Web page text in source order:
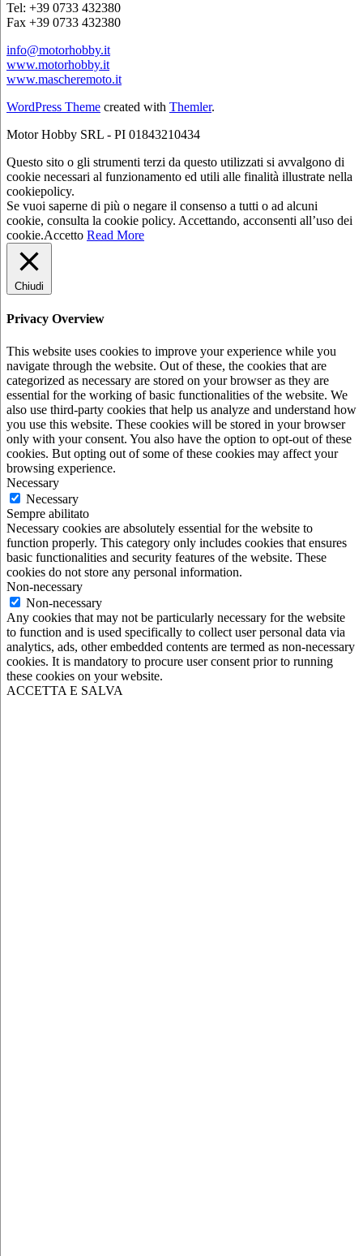
Tel: +39 0733 432380
Fax +39 0733 432380
info@motorhobby.it
www.motorhobby.it
www.mascheremoto.it
WordPress Theme created with Themler.
Motor Hobby SRL - PI 01843210434
Questo sito o gli strumenti terzi da questo utilizzati si avvalgono di
cookie necessari al funzionamento ed utili alle finalità illustrate nella
cookiepolicy.
Se vuoi saperne di più o negare il consenso a tutti o ad alcuni
cookie, consulta la cookie policy. Accettando, acconsenti all’uso dei
cookie.Accetto Read More
Chiudi
Privacy Overview
This website uses cookies to improve your experience while you
navigate through the website. Out of these, the cookies that are
categorized as necessary are stored on your browser as they are
essential for the working of basic functionalities of the website. We
also use third-party cookies that help us analyze and understand how
you use this website. These cookies will be stored in your browser
only with your consent. You also have the option to opt-out of these
cookies. But opting out of some of these cookies may affect your
browsing experience.
Necessary
Necessary
Sempre abilitato
Necessary cookies are absolutely essential for the website to
function properly. This category only includes cookies that ensures
basic functionalities and security features of the website. These
cookies do not store any personal information.
Non-necessary
Non-necessary
Any cookies that may not be particularly necessary for the website
to function and is used specifically to collect user personal data via
analytics, ads, other embedded contents are termed as non-necessary
cookies. It is mandatory to procure user consent prior to running
these cookies on your website.
ACCETTA E SALVA